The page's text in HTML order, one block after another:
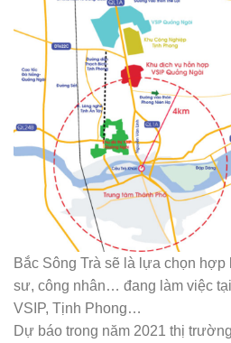
Bắc Sông Trà sẽ là lựa chọn hợp
sư, công nhân… đang làm việc
VSIP, Tịnh Phong…
Dự báo trong năm 2021 thị